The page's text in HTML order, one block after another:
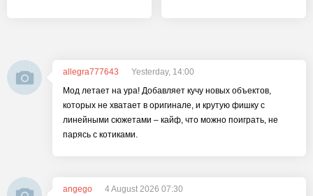
allegra777643
Yesterday, 14:00
Мод летает на ура! Добавляет кучу новых объектов,
которых не хватает в оригинале, и крутую фишку с
линейными сюжетами – кайф, что можно поиграть, не
парясь с котиками.
angego
4 August 2026 07:30